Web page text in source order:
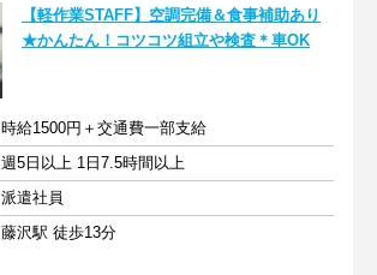
【軽作業STAFF】空調完備＆食事補助あり
★かんたん！コツコツ組立や検査＊車OK
時給1500円＋交通費一部支給
週5日以上 1日7.5時間以上
派遣社員
藤沢駅 徒歩13分